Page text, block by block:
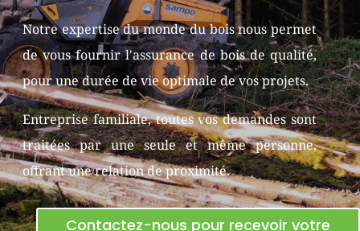
Notre expertise du monde du bois nous permet
de vous fournir l'assurance de bois de qualité,
pour une durée de vie optimale de vos projets.
Entreprise familiale, toutes vos demandes sont
traitées par une seule et même personne,
offrant une relation de proximité.
Contactez-nous pour recevoir votre